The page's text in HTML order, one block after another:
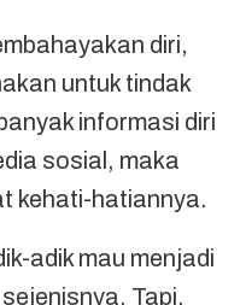
diri,
untuk tindak
informasi diri
sosial, maka
kehati-hatiannya.
adik mau menjadi
Tapi,